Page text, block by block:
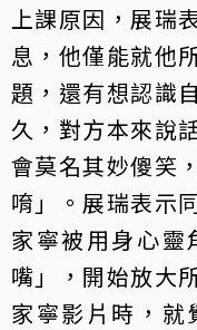
上課原因，展瑞
息，他僅能就他
題，還有想認識
久，對方本來說
會莫名其妙傻笑
唷」。展瑞表示
家寧被用身心靈
嘴」，開始放大
家寧影片時，就